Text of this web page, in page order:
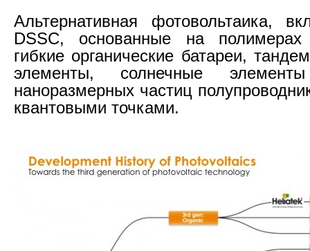
Альтернативная фотовольтаика,
DSSC, основанные на
гибкие органические батареи,
элементы, солнечные
наноразмерных частиц
квантовыми точками.